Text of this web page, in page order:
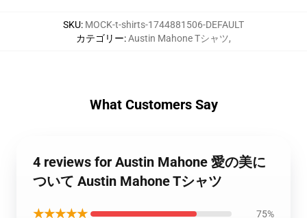
SKU: MOCK-t-shirts-1744881506-DEFAULT
カテゴリー:Austin Mahone Tシャツ,
What Customers Say
4 reviews for Austin Mahone 愛の美に
ついて Austin Mahone Tシャツ
★★★★★ 75%